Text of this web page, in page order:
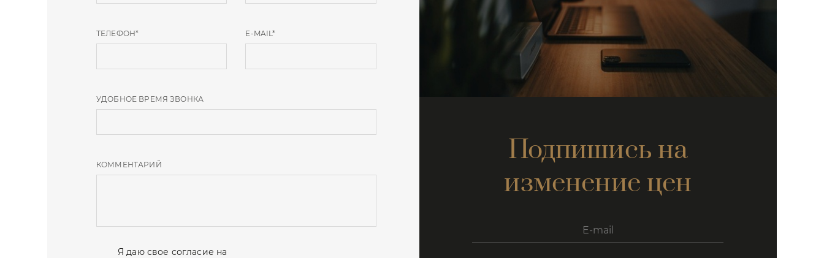
ТЕЛЕФОН* E-MAIL*
УДОБНОЕ ВРЕМЯ ЗВОНКА
КОММЕНТАРИЙ
Я даю свое согласие на
Подпишись на
изменение цен